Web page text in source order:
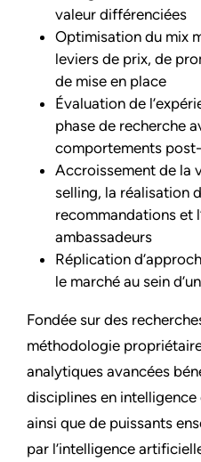
valeur différenciées
Optimisation du mix
leviers de prix, de
de mise en place
Évaluation de
phase de recherche
comportements
Accroissement de la
selling, la réalisation
recommandations et
ambassadeurs
Réplication
le marché au sein
Fondée sur des
méthodologie
analytiques avancées
disciplines en
ainsi que de puissants
par l’intelligence